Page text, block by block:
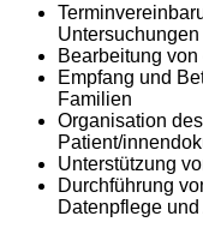
Bearbeitung
Empfang und
Familien
Organisation
Patient/
Unterstützung
Durchführung
Datenpflege